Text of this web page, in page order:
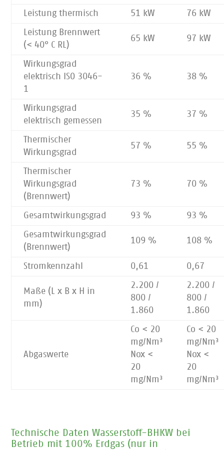
Leistung thermisch 51 kW 76 kW
Leistung Brennwert
(< 40° C RL)
65 kW 97 kW
Wirkungsgrad
elektrisch ISO 3046-
1
36 % 38 %
Wirkungsgrad
elektrisch gemessen
35 % 37 %
Thermischer
Wirkungsgrad
57 % 55 %
Thermischer
Wirkungsgrad
(Brennwert)
73 % 70 %
Gesamtwirkungsgrad 93 % 93 %
Gesamtwirkungsgrad
(Brennwert)
109 % 108 %
Stromkennzahl 0,61 0,67
Maße (L x B x H in
mm)
2.200 /
800 /
1.860
2.200 /
800 /
1.860
Abgaswerte
Co < 20
mg/Nm³
Nox <
20
mg/Nm³
Co < 20
mg/Nm³
Nox <
20
mg/Nm³
Technische Daten Wasserstoff-BHKW bei
Betrieb mit 100% Erdgas (nur in